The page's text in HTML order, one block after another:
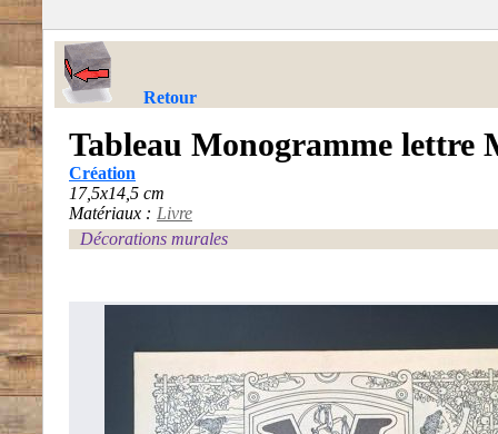
Retour
Tableau Monogramme lettre
Création
17,5x14,5 cm
Matériaux : Livre
Décorations murales